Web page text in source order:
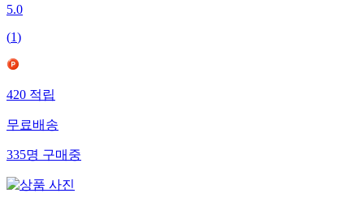
5.0
(1)
420 적립
무료배송
335명 구매중